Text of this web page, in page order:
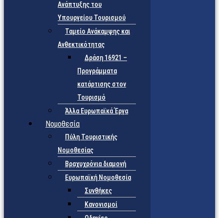
Ανάπτυξης του
Υπουργείου Τουρισμού
Ταμείο Ανάκαμψης και
Ανθεκτικότητας
Δράση 16921 –
Προγράμματα
κατάρτισης στον
Τουρισμό
Άλλα Ευρωπαϊκά Έργα
Νομοθεσία
Πύλη Τουριστικής
Νομοθεσίας
Βραχυχρόνια διαμονή
Ευρωπαϊκή Νομοθεσία
Συνθήκες
Κανονισμοί